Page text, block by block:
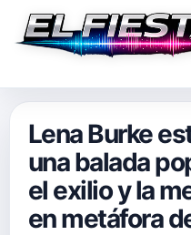
Lena Burke
una balada
el exilio y la
en metáfora